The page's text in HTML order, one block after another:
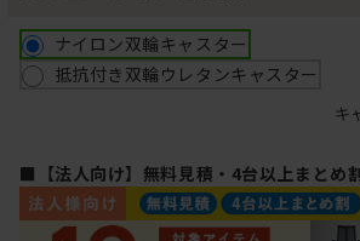
ナイロン双輪キャスター
抵抗付き双輪ウレタンキャスター
キ
■【法人向け】無料見積・4台以上まとめ